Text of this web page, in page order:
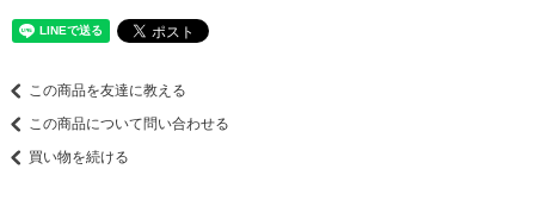
この商品を友達に教える
この商品について問い合わせる
買い物を続ける